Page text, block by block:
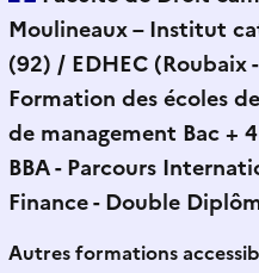
Moulineaux – Institut
(92) / EDHEC (Roubaix
Formation des écoles
de management Bac +
BBA - Parcours
Finance - Double
Si vous sélectionnez une
Autres formations